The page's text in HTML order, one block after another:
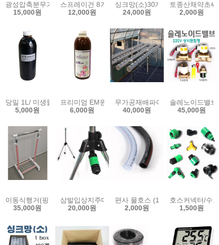
광성압축분무기 1.5L 안개 분무 미스트 엽면시비 소독 살균 농약살포
15,000원
스프레이건 8기능 분사건 세차 호스 정원 물 분무기
12,000원
싱크망(소)30개/걸음망/싱크대망
24,000원
토종산채약초
2,000원
당밀 1L/ 미생물 EM 발효 배양 이멤 원액 발효액 활성액 친환경 EM 액
5,000원
프리미엄 EM원액 1L 친환경 이엠 미생물 액비 비료
6,000원
무가공재배파이프 2m 65A 2개
40,000원
솔레노이드밸
45,000원
이동식행거(핑크,실버)/색상선택형/Hanger
35,000원
삼발입상지주대 (단본조용) 스프링쿨러 삼각대 삼각
20,000원
편사 물호스 (1m) 16mm 19mm
2,000원
호스커넥터/수
1,500원